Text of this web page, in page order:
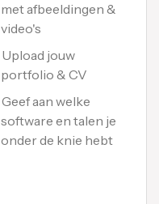
met afbeeldingen &
video's
Upload jouw
portfolio & CV
Geef aan welke
software en talen je
onder de knie hebt